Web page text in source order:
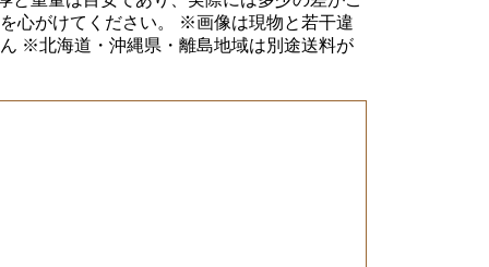
心がけてください。 ※画像は現物と若干違
※北海道・沖縄県・離島地域は別途送料が